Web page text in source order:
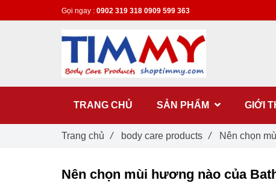
Nên chọn mùi hương nào của
Trang chủ / body care products / Nên chọn
Gọi ngay : 0902 319 318 0909 599 363
TRANG CHỦ SẢN PHẨM GIỚI